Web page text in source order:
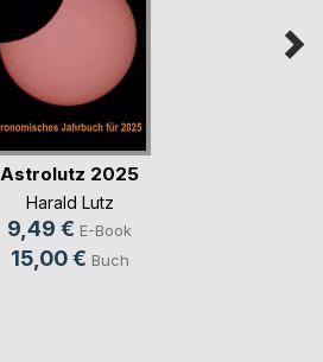
Astrolutz 2025
Harald Lutz
9,49 € E-Book
15,00 € Buch